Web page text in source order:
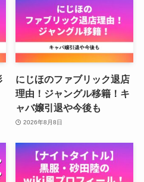
にじほのファブリック退店
理由！ジャングル移籍！キ
ャバ嬢引退や今後も
2026年8月8日